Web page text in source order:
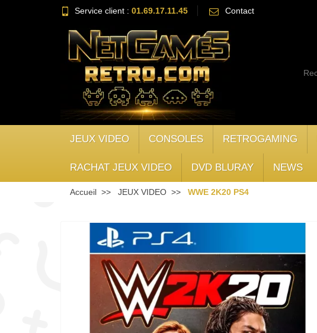
Service client : 01.69.17.11.45 Contact
JEUX VIDEO CONSOLES RETROGAMING
RACHAT JEUX VIDEO DVD BLURAY NEWS
Accueil JEUX VIDEO WWE 2K20 PS4